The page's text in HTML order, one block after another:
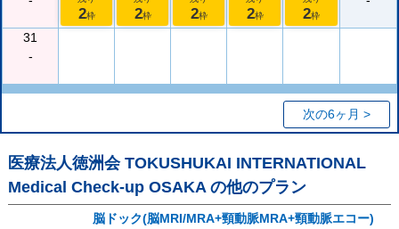
2枠 2枠 2枠 2枠 2枠
31
-
次の6ヶ月 >
医療法人徳洲会 TOKUSHUKAI INTERNATIONAL
Medical Check-up OSAKA の他のプラン
脳ドック(脳MRI/MRA+頸動脈MRA+頸動脈エコー)